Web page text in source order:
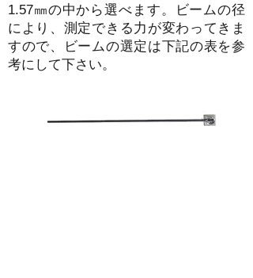
1.57㎜の中から選べます。ビームの径
により、測定できる力が変わってきま
すので、ビームの選定は下記の表を参
考にして下さい。